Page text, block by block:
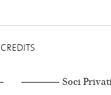
CREDITS
Soci